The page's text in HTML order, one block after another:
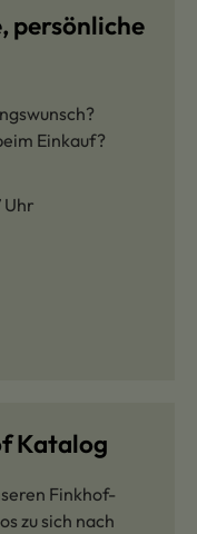
persönliche
Einkauf?
Uhr
Katalog
Finkhof-
zu sich nach